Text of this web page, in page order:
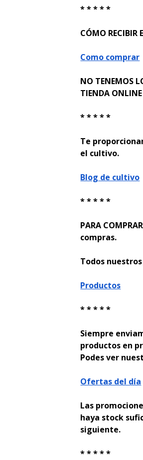
* * * * *
CÓMO RECIBIR
Como comprar
NO TENEMOS
TIENDA ONLINE
* * * * *
Te
el cultivo.
Blog de cultivo
* * * * *
PARA
compras.
Todos
Productos
* * * * *
Siempre
productos en
Podes ver
Ofertas del día
Las
haya stock
siguiente.
* * * * *